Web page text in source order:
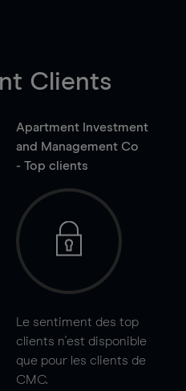
Clients
Apartment Investment
and Management Co
- Top clients
Le sentiment des top
clients n'est disponible
que pour les clients de
CMC.